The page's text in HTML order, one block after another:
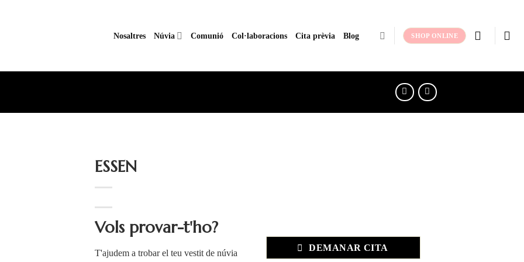
Nosaltres Núvia Comunió Col·laboracions Cita prèvia Blog SHOP ONLINE
ESSEN
Vols provar-t'ho?
T'ajudem a trobar el teu vestit de núvia
DEMANAR CITA